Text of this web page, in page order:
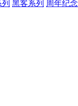
黑客系列 周年纪念